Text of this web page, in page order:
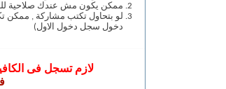
ممكن يكون مش عندك صلاحية
لو بتحاول تكتب مشاركة ,
دخول سجل دخول الاول)
لازم تسجل فى